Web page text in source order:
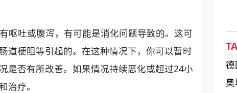
呕吐或腹泻，有可能是消化问题导致的。这可
道梗阻等引起的。在这种情况下，你可以暂时
是否有所改善。如果情况持续恶化或超过24小
治疗。